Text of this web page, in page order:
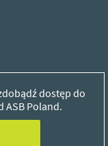
dostęp do
ASB Poland.